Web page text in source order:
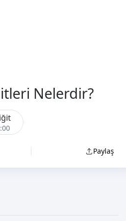
Nelerdir?
Paylaş